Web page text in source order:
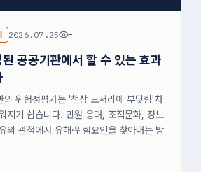
2026.07.25 -
공공기관에서 할 수 있는 효과
의 위험성평가는 '책상 모서리에 부딪힘'처
지기 쉽습니다. 민원 응대, 조직문화, 정보
의 관점에서 유해·위험요인을 찾아내는 방